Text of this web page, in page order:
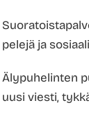
pelejä ja
Älypuhelinten
uusi viesti,